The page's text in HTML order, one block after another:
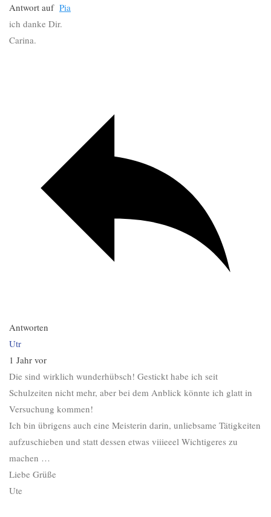
Antwort auf Pia
ich danke Dir.
Carina.
Antworten
Utr
1 Jahr vor
Die sind wirklich wunderhübsch! Gestickt habe ich seit
Schulzeiten nicht mehr, aber bei dem Anblick könnte ich glatt in
Versuchung kommen!
Ich bin übrigens auch eine Meisterin darin, unliebsame Tätigkeiten
aufzuschieben und statt dessen etwas viiieeel Wichtigeres zu
machen …
Liebe Grüße
Ute